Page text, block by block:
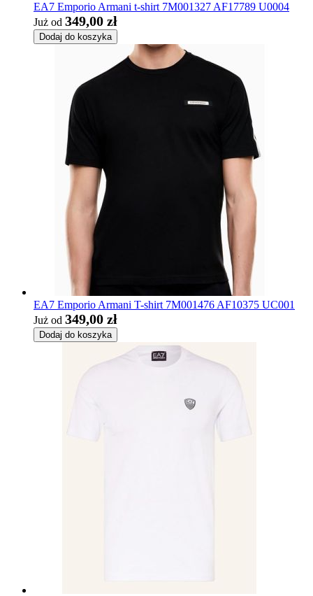
EA7 Emporio Armani t-shirt 7M001327 AF17789 U0004
Już od 349,00 zł
Dodaj do koszyka
EA7 Emporio Armani T-shirt 7M001476 AF10375 UC001
Już od 349,00 zł
Dodaj do koszyka